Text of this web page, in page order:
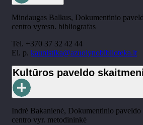
Mindaugas Balkus, Dokumentinio
centro vyresn. bibliografas
Tel. +370 37 32 42 44
El. p. kaunistika@azuolynobiblioteka.lt
Kultūros paveldo
Indrė Bakanienė, Dokumentinio
centro vyr. metodininkė